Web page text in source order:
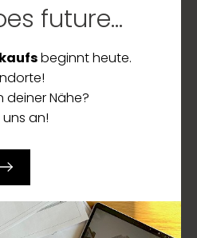
future...
beginnt heute.
deiner Nähe?
an!